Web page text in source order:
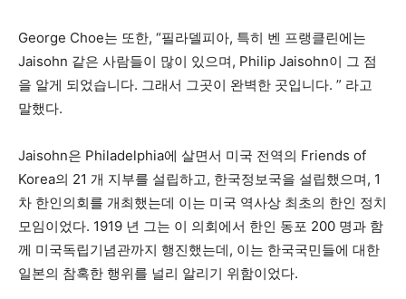
George Choe는 또한, “필라델피아, 특히 벤 프랭클린에는
Jaisohn 같은 사람들이 많이 있으며, Philip Jaisohn이 그 점
을 알게 되었습니다. 그래서 그곳이 완벽한 곳입니다. ” 라고
말했다.
Jaisohn은 Philadelphia에 살면서 미국 전역의 Friends of
Korea의 21 개 지부를 설립하고, 한국정보국을 설립했으며, 1
차 한인의회를 개최했는데 이는 미국 역사상 최초의 한인 정치
모임이었다. 1919 년 그는 이 의회에서 한인 동포 200 명과 함
께 미국독립기념관까지 행진했는데, 이는 한국국민들에 대한
일본의 참혹한 행위를 널리 알리기 위함이었다.